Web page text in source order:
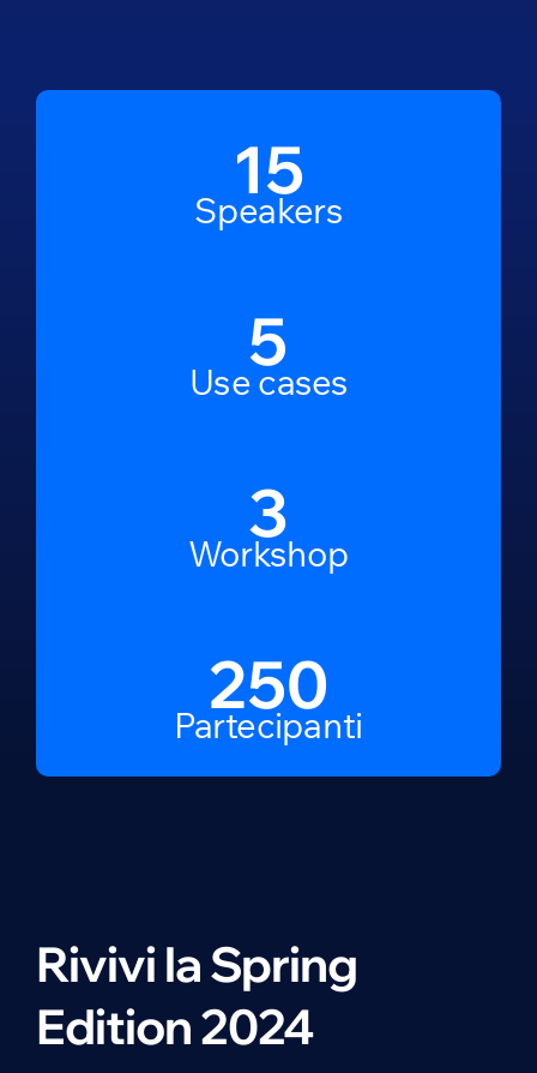
15
Speakers
5
Use cases
3
Workshop
250
Partecipanti
Rivivi la Spring
Edition 2024